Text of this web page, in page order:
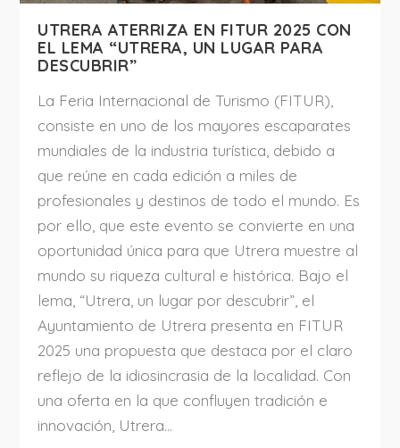
UTRERA ATERRIZA EN FITUR 2025 CON
EL LEMA “UTRERA, UN LUGAR PARA
DESCUBRIR”
La Feria Internacional de Turismo (FITUR),
consiste en uno de los mayores escaparates
mundiales de la industria turística, debido a
que reúne en cada edición a miles de
profesionales y destinos de todo el mundo. Es
por ello, que este evento se convierte en una
oportunidad única para que Utrera muestre al
mundo su riqueza cultural e histórica. Bajo el
lema, “Utrera, un lugar por descubrir”, el
Ayuntamiento de Utrera presenta en FITUR
2025 una propuesta que destaca por el claro
reflejo de la idiosincrasia de la localidad. Con
una oferta en la que confluyen tradición e
innovación, Utrera...